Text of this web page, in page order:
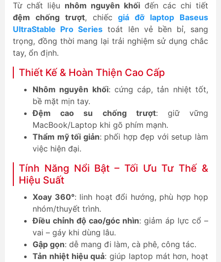
Từ chất liệu nhôm nguyên khối đến các chi tiết
đệm chống trượt, chiếcgiá đỡ laptop Baseus
UltraStable Pro Series toát lên vẻ bền bỉ, sang
trọng, đồng thời mang lại trải nghiệm sử dụng chắc
tay, ổn định.
Thiết Kế & Hoàn Thiện Cao Cấp
Nhôm nguyên khối: cứng cáp, tản nhiệt tốt,
bề mặt mịn tay.
Đệm cao su chống trượt: giữ vững
MacBook/Laptop khi gõ phím mạnh.
Thẩm mỹ tối giản: phối hợp đẹp với setup làm
việc hiện đại.
Tính Năng Nổi Bật – Tối Ưu Tư Thế &
Hiệu Suất
Xoay 360°: linh hoạt đổi hướng, phù hợp họp
nhóm/thuyết trình.
Điều chỉnh độ cao/góc nhìn: giảm áp lực cổ –
vai – gáy khi dùng lâu.
Gập gọn: dễ mang đi làm, cà phê, công tác.
Tản nhiệt hiệu quả: giúp laptop mát hơn, hoạt